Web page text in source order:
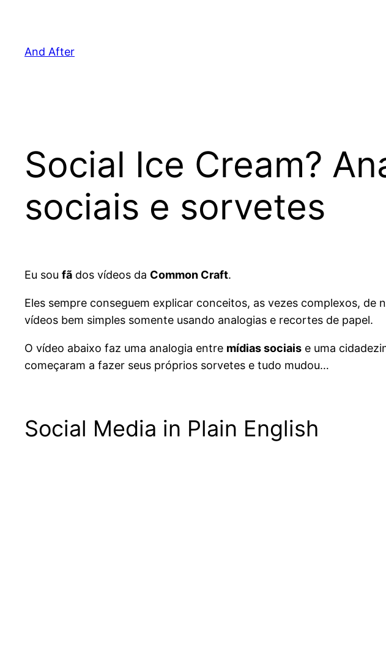
And After
Social Ice Cream?
sociais e sorvetes
Eu sou fã dos vídeos da Common Craft.
Eles sempre conseguem explicar conceitos, as vezes complexos,
vídeos bem simples somente usando analogias e recortes de papel.
O vídeo abaixo faz uma analogia entre mídias sociais e uma
começaram a fazer seus próprios sorvetes e tudo mudou…
Social Media in Plain English